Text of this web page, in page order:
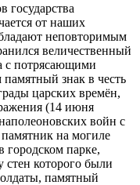
государства
от наших
неповторимым
величественный
с потрясающими
знак в честь
царских времён,
(14 июня
войн с
на могиле
городском парке,
стен которого были
памятный